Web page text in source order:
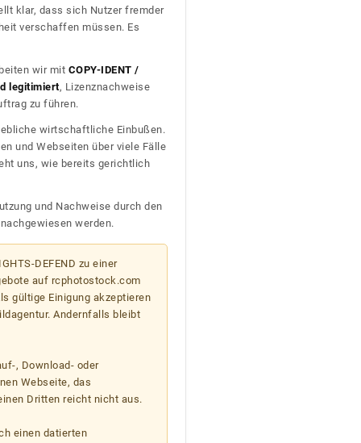
klar, dass sich Nutzer fremder
verschaffen müssen. Es
wir mit COPY-IDENT /
legitimiert, Lizenznachweise
zu führen.
wirtschaftliche Einbußen.
und Webseiten über viele Fälle
uns, wie bereits gerichtlich
und Nachweise durch den
werden.
DEFEND zu einer
auf rcphotostock.com
gültige Einigung akzeptieren
Andernfalls bleibt
, Download- oder
Webseite, das
Dritten reicht nicht aus.
einen datierten